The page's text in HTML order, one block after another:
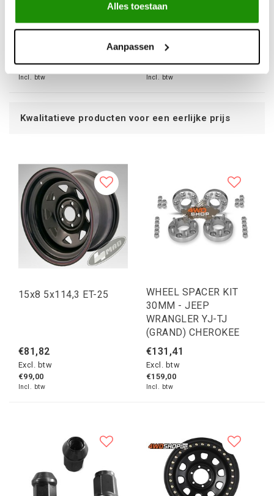
Alles toestaan
Aanpassen
€220,00
Incl. btw
FOR JEEP
€181,82
€220,00
Incl. btw
voor een eerlijke prijs
15x8 5x114,3 ET-25
€81,82
Excl. btw
€99,00
Incl. btw
WHEEL SPACER KIT
30MM - JEEP
WRANGLER YJ-TJ
(GRAND) CHEROKEE
€131,41
Excl. btw
€159,00
Incl. btw